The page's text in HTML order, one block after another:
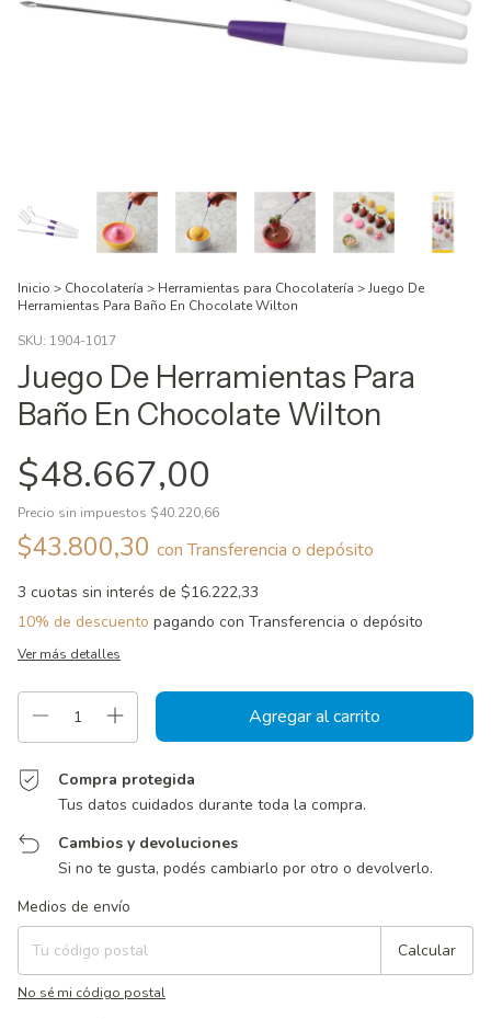
Inicio > Chocolatería > Herramientas para Chocolatería >Juego De
Herramientas Para Baño En Chocolate Wilton
SKU: 1904-1017
Juego De Herramientas Para
Baño En Chocolate Wilton
$48.667,00
Precio sin impuestos $40.220,66
$43.800,30 con Transferencia o depósito
3 cuotas sin interés de $16.222,33
10% de descuento pagando con Transferencia o depósito
Ver más detalles
Compra protegida
Tus datos cuidados durante toda la compra.
Cambios y devoluciones
Si no te gusta, podés cambiarlo por otro o devolverlo.
Entregas para el CP:
Medios de envío
Calcular
No sé mi código postal